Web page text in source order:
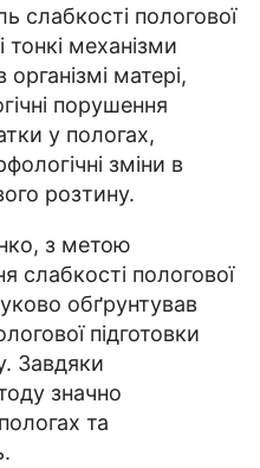
слабкості пологової
тонкі механізми
матері,
порушення
у пологах,
зміни в
розтину.
з метою
слабкості пологової
обґрунтував
підготовки
Завдяки
значно
та